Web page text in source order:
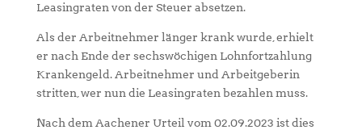
Leasingraten von der Steuer absetzen.
Als der Arbeitnehmer länger krank wurde, erhielt
er nach Ende der sechswöchigen Lohnfortzahlung
Krankengeld. Arbeitnehmer und Arbeitgeberin
stritten, wer nun die Leasingraten bezahlen muss.
Nach dem Aachener Urteil vom 02.09.2023 ist dies